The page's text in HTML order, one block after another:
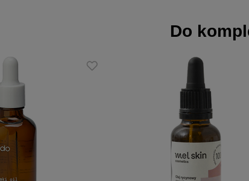
chroni włosy farbowane przed blaknięciem koloru.
Zalety:
przywraca miękkość i lśniący wygląd włosów
nadaje się do włosów farbowanych
odpowiednia do stosowania po kąpieli w morzu.
Do